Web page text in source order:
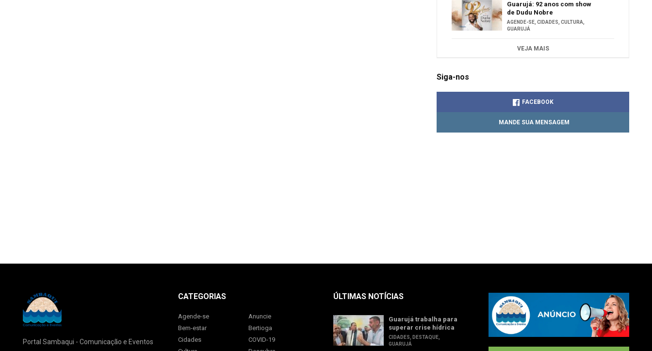
Guarujá: 92 anos com show
de Dudu Nobre
AGENDE-SE,CIDADES,CULTURA,
GUARUJÁ
VEJA MAIS
Siga-nos
FACEBOOK
MANDE SUA MENSAGEM
Portal Sambaqui - Comunicação e Eventos
CATEGORIAS
Agende-se
Anuncie
Bem-estar
Bertioga
Cidades
COVID-19
ÚLTIMAS NOTÍCIAS
Guarujá trabalha para
superar crise hídrica
CIDADES, DESTAQUE,
GUARUJÁ